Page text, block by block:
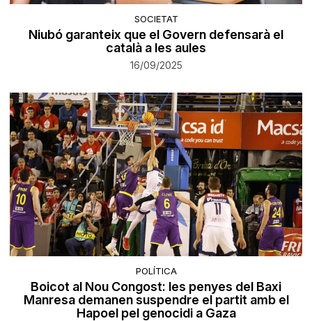
SOCIETAT
Niubó garanteix que el Govern defensarà el
català a les aules
16/09/2025
POLÍTICA
Boicot al Nou Congost: les penyes del Baxi
Manresa demanen suspendre el partit amb el
Hapoel pel genocidi a Gaza